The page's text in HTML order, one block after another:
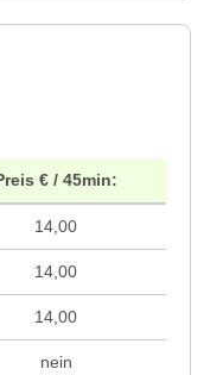
€ / 45min:
14,00
14,00
14,00
nein